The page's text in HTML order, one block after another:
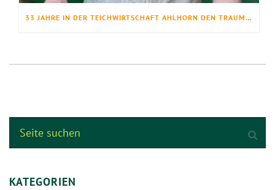
33 JAHRE IN DER TEICHWIRTSCHAFT AHLHORN DEN TRAUMBERUF GELEBT
KATEGORIEN